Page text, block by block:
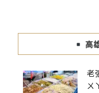
高
老
ㄨ